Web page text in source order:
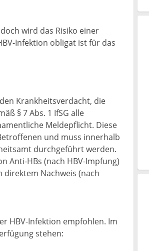
wird das Risiko einer
Infektion obligat ist für das
Krankheitsverdacht, die
§ 7 Abs. 1 IfSG alle
Meldepflicht. Diese
und muss innerhalb
durchgeführt werden.
Anti-HBs (nach HBV-Impfung)
Nachweis (nach
HBV-Infektion empfohlen. Im
stehen: